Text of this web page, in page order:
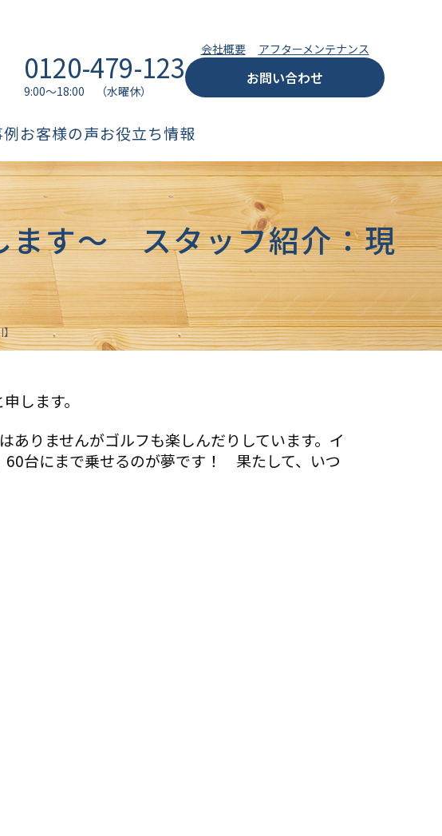
0120-479-123
9:00～18:00 （水曜休）
会社概要 アフターメンテナンス
お問い合わせ
お客様の声お役立ち情報
ます〜 スタッフ紹介：現
】
します。
りませんがゴルフも楽しんだりしています。イ
60台にまで乗せるのが夢です！ 果たして、いつ